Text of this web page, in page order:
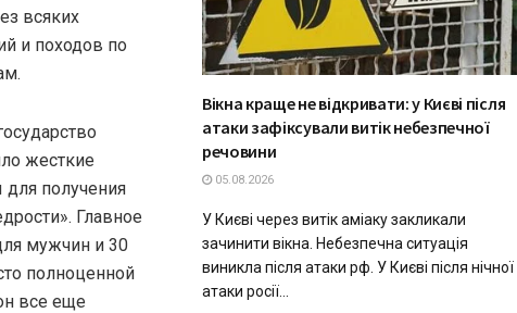
всяких
и походов по
жесткие
получения
Главное
мужчин и 30
полноценной
все еще
Вікна краще не відкривати: у Києві після
атаки зафіксували витік небезпечної
речовини
05.08.2026
У Києві через витік аміаку закликали
зачинити вікна. Небезпечна ситуація
виникла після атаки рф. У Києві після нічної
атаки росії...